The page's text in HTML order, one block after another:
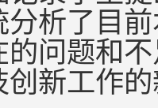
分析了目
的问题和
创新工作